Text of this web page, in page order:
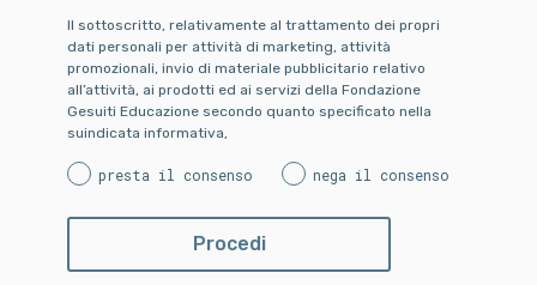
Il sottoscritto, relativamente al trattamento dei propri
dati personali per attività di marketing, attività
promozionali, invio di materiale pubblicitario relativo
all’attività, ai prodotti ed ai servizi della Fondazione
Gesuiti Educazione secondo quanto specificato nella
suindicata informativa,
presta il consenso nega il consenso